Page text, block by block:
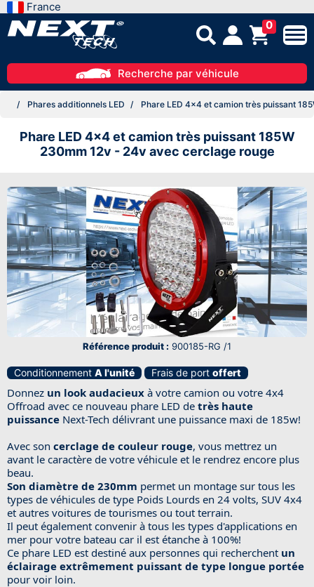
France
0
Recherche par véhicule
Phares additionnels LED Phare LED 4x4 et camion très puissant
Phare LED 4x4 et camion très puissant 185W
230mm 12v - 24v avec cerclage rouge
Référence produit : 900185-RG /1
Conditionnement A l'unité Frais de port offert
Donnez un look audacieux à votre camion ou votre 4x4
Offroad avec ce nouveau phare LED de très haute
puissance Next-Tech délivrant une puissance maxi de 185w!
Avec son cerclage de couleur rouge, vous mettrez un
avant le caractère de votre véhicule et le rendrez encore plus
beau.
Son diamètre de 230mm permet un montage sur tous les
types de véhicules de type Poids Lourds en 24 volts, SUV 4x4
et autres voitures de tourismes ou tout terrain.
Il peut également convenir à tous les types d'applications en
mer pour votre bateau car il est étanche à 100%!
Ce phare LED est destiné aux personnes qui recherchent un
éclairage extrêmement puissant de type longue portée
pour voir loin.